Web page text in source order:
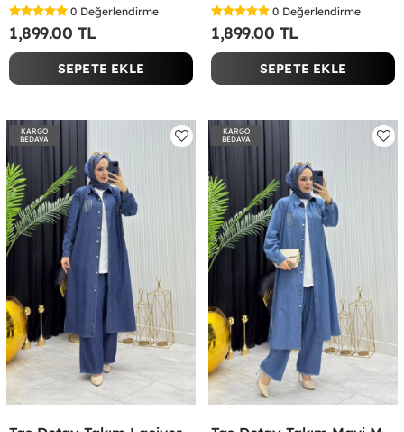
0 Değerlendirme
1,899.00 TL
SEPETE EKLE
0 Değerlendirme
1,899.00 TL
SEPETE EKLE
KARGO
BEDAVA
KARGO
BEDAVA